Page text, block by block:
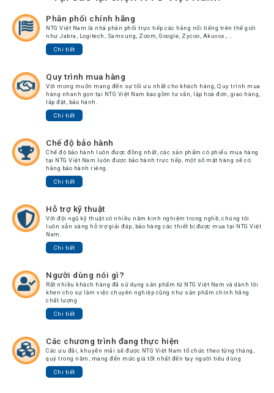
Phân phối chính hãng
NTG Việt Nam là nhà phân phối trực tiếp các hãng nổi tiếng trên thế giới
như Jabra, Logitech, Samsung, Zoom, Google, Zycoo, Akuvox,...
Chi tiết
Quy trình mua hàng
Với mong muốn mang đến sự tối ưu nhất cho khách hàng, Quy trình mua
hàng nhanh gọn tại NTG Việt Nam bao gồm tư vấn, lập hoá đơn, giao hàng,
lắp đặt, bảo hành.
Chi tiết
Chế độ bảo hành
Chế độ bảo hành luôn được đồng nhất, các sản phẩm có phiếu mua hàng
tại NTG Việt Nam luôn được bảo hành trực tiếp, một số mặt hàng sẽ có
hãng bảo hành riêng.
Chi tiết
Hỗ trợ kỹ thuật
Với đội ngũ kỹ thuật có nhiều năm kinh nghiệm trong nghề, chúng tôi
luôn sẵn sàng hỗ trợ giải đáp, bảo hàng các thiết bị được mua tại NTG Việt
Nam.
Chi tiết
Người dùng nói gì?
Rất nhiều khách hàng đã sử dụng sản phẩm từ NTG Việt Nam và dành lời
khen cho sự làm việc chuyên nghiệp cũng như sản phẩm chính hãng
chất lượng
Chi tiết
Các chương trình đang thực hiện
Các ưu đãi, khuyến mãi sẽ được NTG Việt Nam tổ chức theo từng tháng,
quý trong năm, mang đến mức giá tốt nhất đến tay người tiêu dùng
Chi tiết